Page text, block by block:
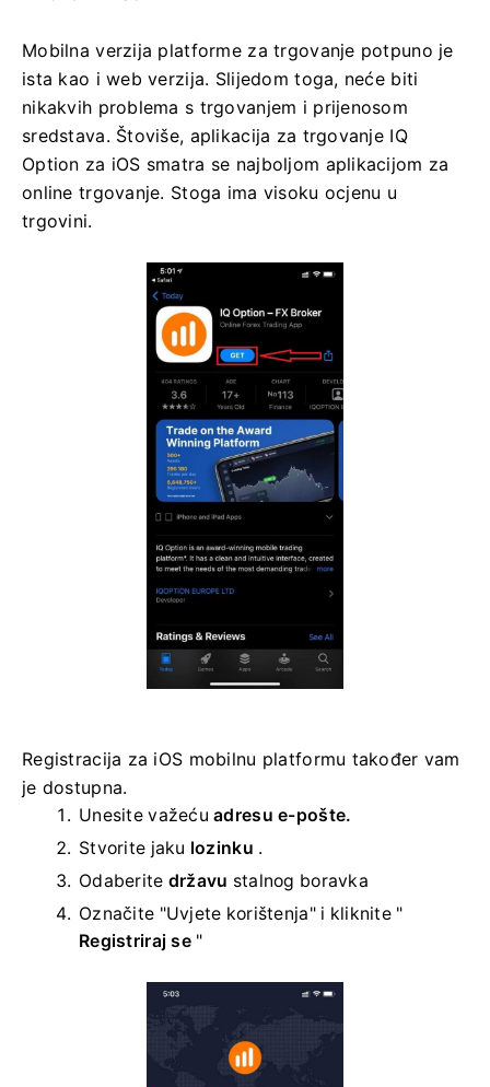
Mobilna verzija platforme za trgovanje potpuno je
ista kao i web verzija. Slijedom toga, neće biti
nikakvih problema s trgovanjem i prijenosom
sredstava. Štoviše, aplikacija za trgovanje IQ
Option za iOS smatra se najboljom aplikacijom za
online trgovanje. Stoga ima visoku ocjenu u
trgovini.
Registracija za iOS mobilnu platformu također vam
je dostupna.
Unesite važećuadresu e-pošte.
Stvorite jaku lozinku .
Odaberite državu stalnog boravka
Označite "Uvjete korištenja" i kliknite "
Registriraj se"